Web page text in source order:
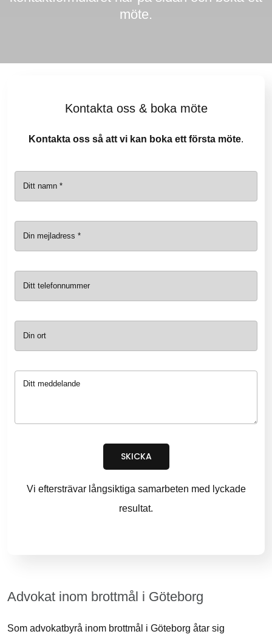
möte.
Advokat inom brottmål i Göteborg
Som advokatbyrå inom brottmål i Göteborg åtar sig
Kontakta oss & boka möte
Kontakta oss så att vi kan boka ett första möte.
SKICKA
Vi eftersträvar långsiktiga samarbeten med lyckade
resultat.